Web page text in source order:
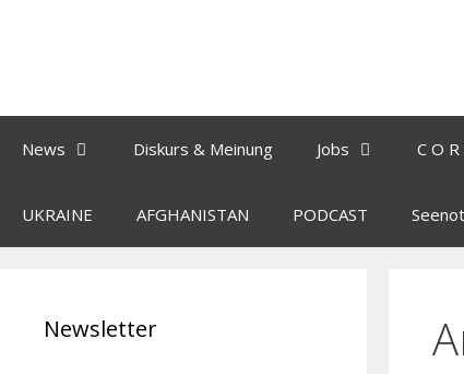
News Diskurs & Meinung Jobs C O
UKRAINE AFGHANISTAN PODCAST
Newsletter